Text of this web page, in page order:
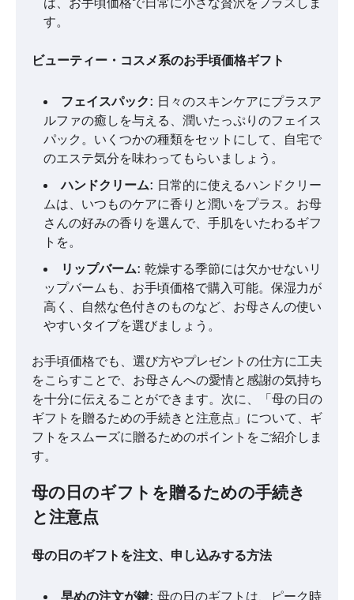
す。
ビューティー・コスメ系のお手頃価格ギフト
フェイスパック: 日々のスキンケアにプラスア
ルファの癒しを与える、潤いたっぷりのフェイス
パック。いくつかの種類をセットにして、自宅で
のエステ気分を味わってもらいましょう。
ハンドクリーム: 日常的に使えるハンドクリー
ムは、いつものケアに香りと潤いをプラス。お母
さんの好みの香りを選んで、手肌をいたわるギフ
トを。
リップバーム: 乾燥する季節には欠かせないリ
ップバームも、お手頃価格で購入可能。保湿力が
高く、自然な色付きのものなど、お母さんの使い
やすいタイプを選びましょう。
お手頃価格でも、選び方やプレゼントの仕方に工夫
をこらすことで、お母さんへの愛情と感謝の気持ち
を十分に伝えることができます。次に、「母の日の
ギフトを贈るための手続きと注意点」について、ギ
フトをスムーズに贈るためのポイントをご紹介しま
す。
母の日のギフトを贈るための手続き
と注意点
母の日のギフトを注文、申し込みする方法
早めの注文が鍵: 母の日のギフトは、ピーク時